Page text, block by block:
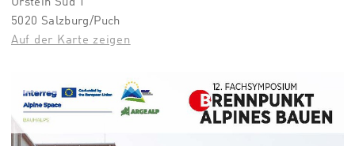
Urstein Süd 1
5020 Salzburg/Puch
Auf der Karte zeigen